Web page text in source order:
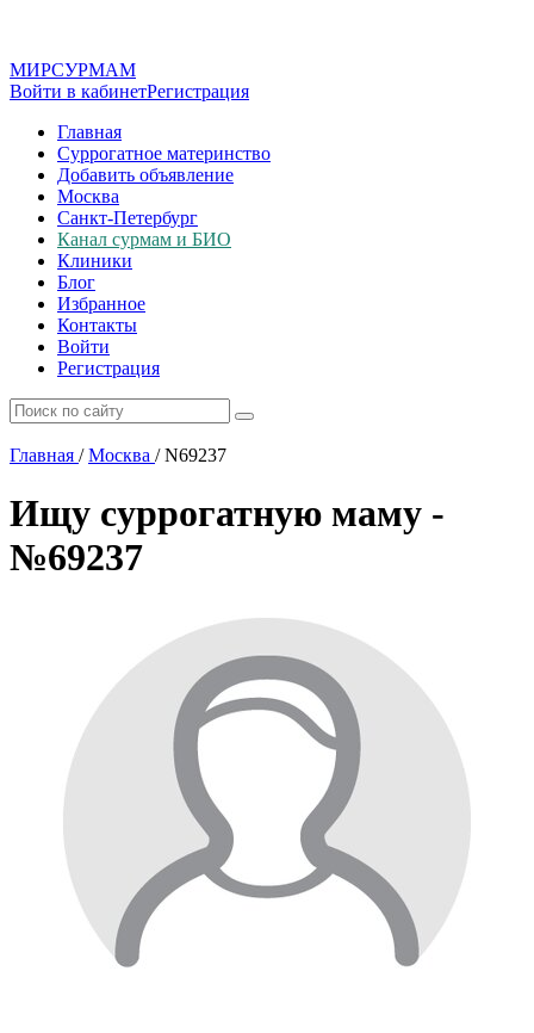
МИРСУРМАМ
Войти в кабинетРегистрация
Главная
Суррогатное материнство
Добавить объявление
Москва
Санкт-Петербург
Канал сурмам и БИО
Клиники
Блог
Избранное
Контакты
Войти
Регистрация
Главная / Москва /N69237
Ищу суррогатную маму -
№69237